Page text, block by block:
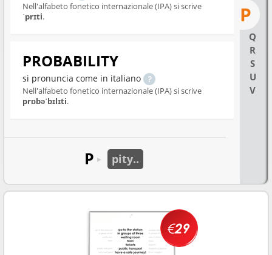
P
Q
R
S
U
V
Nell'alfabeto fonetico internazionale (IPA) si scrive
ˈprɪti.
PROBABILITY
si pronuncia come in italiano
Nell'alfabeto fonetico internazionale (IPA) si scrive
prɒbəˈbɪlɪti.
P ► pity..